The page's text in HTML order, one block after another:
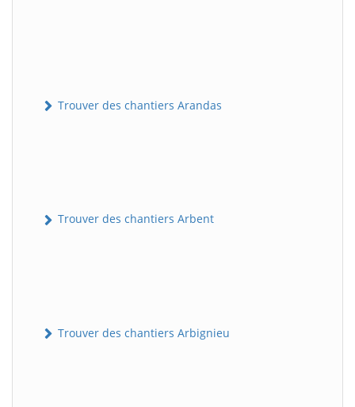
Trouver des chantiers Arandas
Trouver des chantiers Arbent
Trouver des chantiers Arbignieu